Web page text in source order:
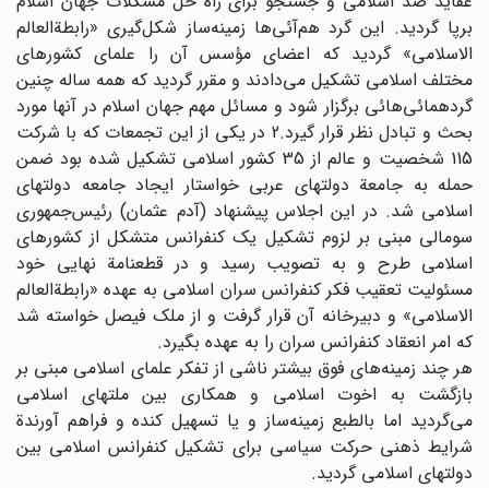
برپا گردید. این گرد هم‌آئی‌ها زمینه‌ساز شکل‌گیری «رابطة‌العالم
الاسلامی» گردید که اعضای مؤسس آن را علمای کشورهای
مختلف اسلامی تشکیل می‌دادند و مقرر گردید که همه ساله چنین
گردهمائی‌هائی برگزار شود و مسائل مهم جهان اسلام در آنها مورد
بحث و تبادل نظر قرار گیرد.2 در یکی از این تجمعات که با شرکت
115 شخصیت و عالم از 35 کشور اسلامی تشکیل شده بود ضمن
حمله به جامعة دولتهای عربی خواستار ایجاد جامعه دولتهای
اسلامی شد. در این اجلاس پیشنهاد (آدم عثمان) رئیس‌جمهوری
سومالی مبنی بر لزوم تشکیل یک کنفرانس متشکل از کشورهای
اسلامی طرح و به تصویب رسید و در قطعنامة نهایی خود
مسئولیت تعقیب فکر کنفرانس سران اسلامی به عهده «رابطة‌العالم
الاسلامی» و دبیرخانه آن قرار گرفت و از ملک فیصل خواسته شد
که امر انعقاد کنفرانس سران را به عهده بگیرد.
هر چند زمینه‌های فوق بیشتر ناشی از تفکر علمای اسلامی مبنی بر
بازگشت به اخوت اسلامی و همکاری بین ملتهای اسلامی
می‌گردید اما بالطبع زمینه‌ساز و یا تسهیل کنده و فراهم آورندة
شرایط ذهنی حرکت سیاسی برای تشکیل کنفرانس اسلامی بین
دولتهای اسلامی گردید.